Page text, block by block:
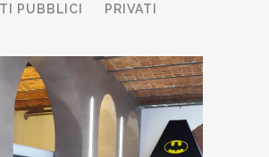
PUBBLICI
PRIVATI